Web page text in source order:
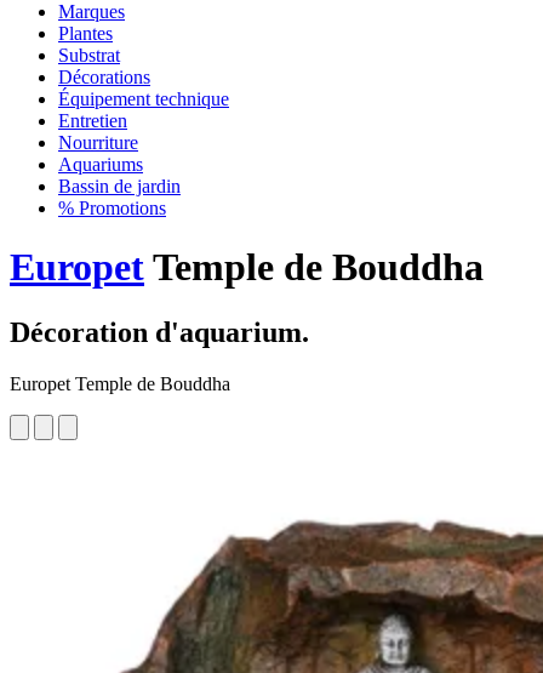
Marques
Plantes
Substrat
Décorations
Équipement technique
Entretien
Nourriture
Aquariums
Bassin de jardin
% Promotions
EuropetTemple de Bouddha
Décoration d'aquarium.
Europet Temple de Bouddha